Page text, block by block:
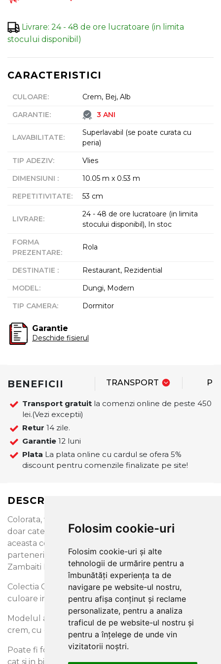
Folosim cookie-uri
Folosim cookie-uri și alte
tehnologii de urmărire pentru a
îmbunătăți experiența ta de
navigare pe website-ul nostru,
pentru afișa conținut și reclame
personalizate, pentru a analiza
traficul de pe website-ul nostru și
pentru a înțelege de unde vin
vizitatorii noștri.
Livrare: 24 - 48 de ore lucratoare (in limita
stocului disponibil)
CARACTERISTICI
CULOARE:
Crem, Bej, Alb
GARANTIE: 3 ANI
LAVABILITATE:
Superlavabil (se poate curata cu
peria)
TIP ADEZIV:
Vlies
DIMENSIUNI :
10.05 m x 0.53 m
REPETITIVITATE: 53 cm
LIVRARE:
24 - 48 de ore lucratoare (in limita
stocului disponibil), In stoc
FORMA
PREZENTARE:
Rola
DESTINATIE :
Restaurant, Rezidential
MODEL:
Dungi, Modern
TIP CAMERA: Dormitor
Garantie
Deschide fisierul
BENEFICII TRANSPORT
Transport gratuit la comenzi online de peste 450
lei.(Vezi exceptii)
Retur 14 zile.
Garantie 12 luni
Plata La plata online cu cardul se ofera 5%
discount pentru comenzile finalizate pe site!
DESCRIERE
Colorata, vesela, in trend, moderna si optimista, sunt
doar cateva din atributele care caracterizeaza
aceasta colectie de tapet, realizata prin
parteneriatul dintre producatorul italian de tapet
Zambaiti Parati si Coca-Cola.
Colectia Coca-Cola by Zambaiti va aduce energie si
culoare in incapere, zi de zi!
Modelul acesta de tapet are diverse nuante de bej-
crem, cu dungi orizontale.
Poate fi folosit atat in livinguri, dormitoare, holuri,
cat si in birouri si spatii Horeca. Acest tapet din vinil